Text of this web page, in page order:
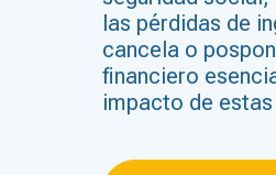
las pérdidas de
cancela o
financiero
impacto de